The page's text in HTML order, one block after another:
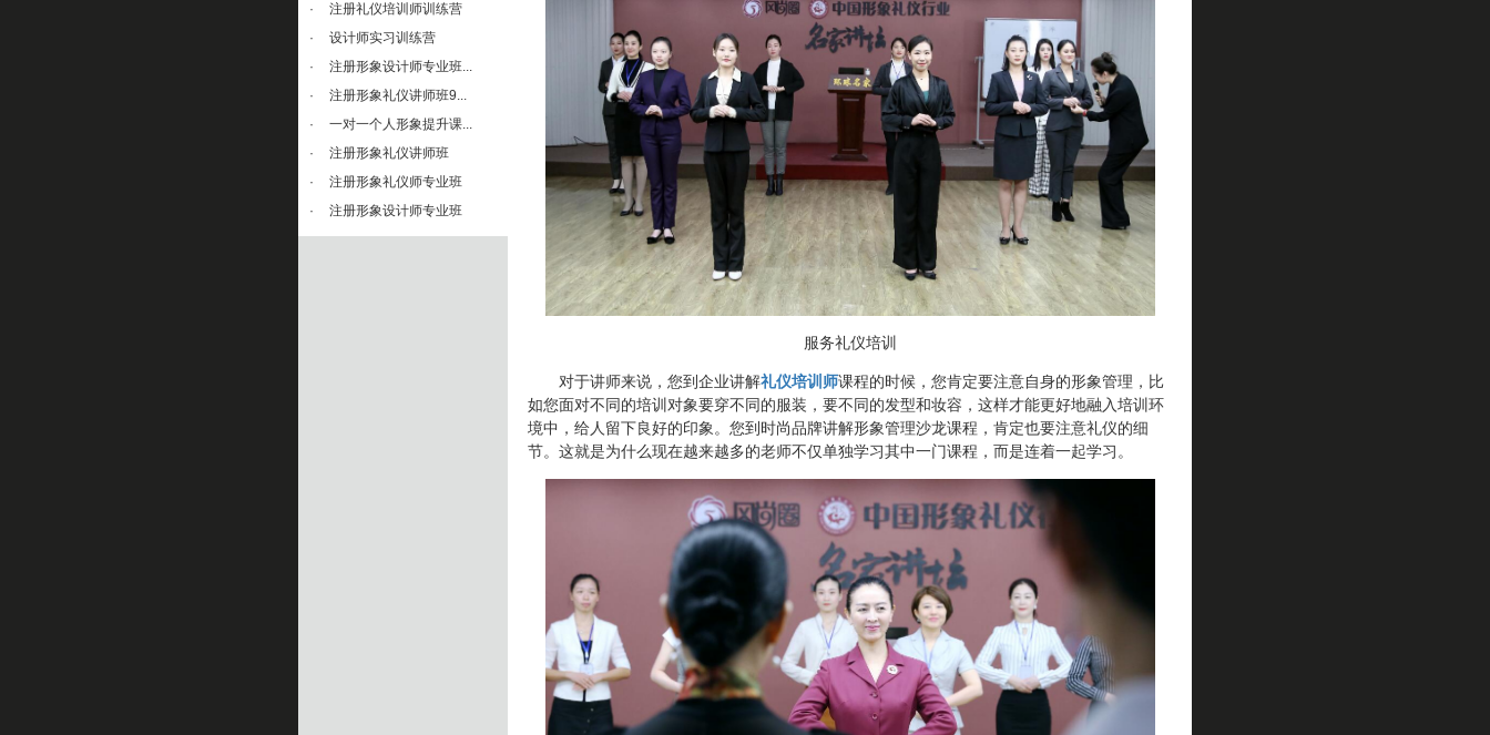
·
注册礼仪培训师训练营
·
设计师实习训练营
·
注册形象设计师专业班...
·
注册形象礼仪讲师班9...
·
一对一个人形象提升课...
·
注册形象礼仪讲师班
·
注册形象礼仪师专业班
·
注册形象设计师专业班
服务礼仪培训
对于讲师来说，您到企业讲解礼仪培训师课程的时候，您肯定要注意自身的形象管理，比
如您面对不同的培训对象要穿不同的服装，要不同的发型和妆容，这样才能更好地融入培训环
境中，给人留下良好的印象。您到时尚品牌讲解形象管理沙龙课程，肯定也要注意礼仪的细
节。这就是为什么现在越来越多的老师不仅单独学习其中一门课程，而是连着一起学习。